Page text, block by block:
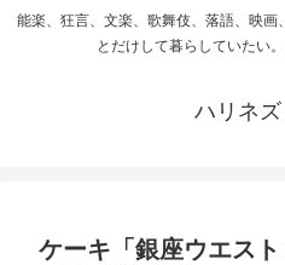
能楽、狂言、文楽、歌舞伎、落語、映画
とだけして暮らしていたい
ハリネ
ケーキ「銀座ウエス